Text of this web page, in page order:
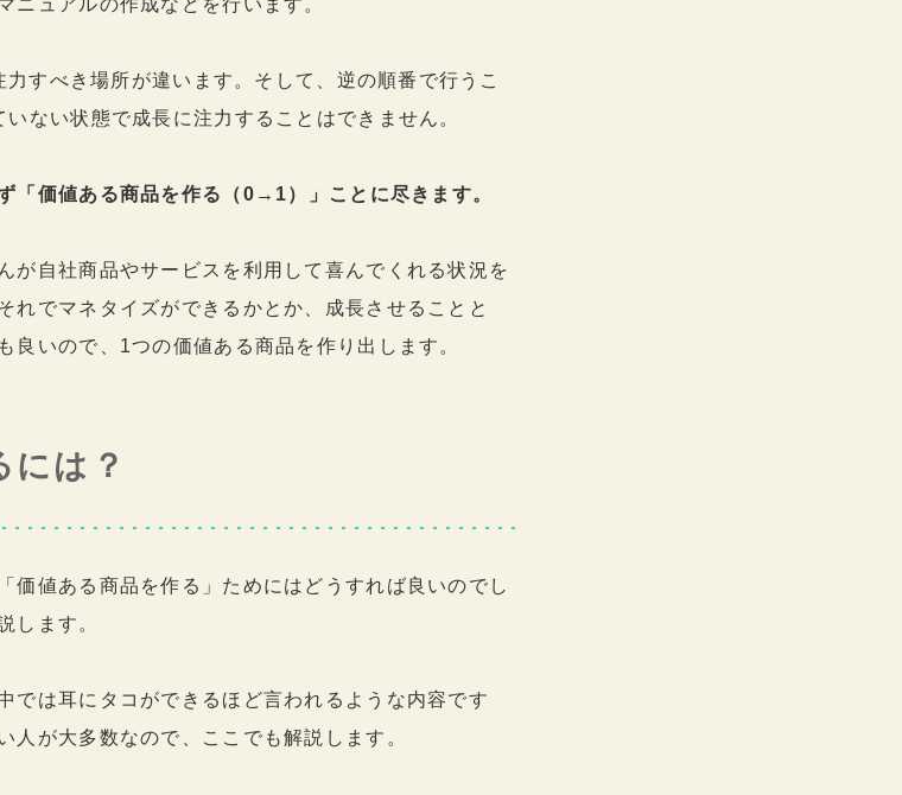
ニュアルの作成などを行います。
すべき場所が違います。そして、逆の順番で行うこ
ない状態で成長に注力することはできません。
「価値ある商品を作る（0→1）」ことに尽きます。
が自社商品やサービスを利用して喜んでくれる状況を
れでマネタイズができるかとか、成長させることと
良いので、1つの価値ある商品を作り出します。
には？
価値ある商品を作る」ためにはどうすれば良いのでし
します。
では耳にタコができるほど言われるような内容です
人が大多数なので、ここでも解説します。